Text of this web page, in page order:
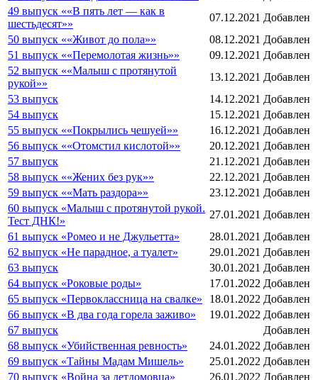
49 выпуск ««В пять лет — как в
шестьдесят»»
07.12.2021 Добавлен
50 выпуск ««Живот до пола»»
08.12.2021 Добавлен
51 выпуск ««Перемолотая жизнь»»
09.12.2021 Добавлен
52 выпуск ««Малыш с протянутой
рукой»»
13.12.2021 Добавлен
53 выпуск
14.12.2021 Добавлен
54 выпуск
15.12.2021 Добавлен
55 выпуск ««Покрылись чешуей»»
16.12.2021 Добавлен
56 выпуск ««Отомстил кислотой»»
20.12.2021 Добавлен
57 выпуск
21.12.2021 Добавлен
58 выпуск ««Жених без рук»»
22.12.2021 Добавлен
59 выпуск ««Мать раздора»»
23.12.2021 Добавлен
60 выпуск «Малыш с протянутой рукой.
Тест ДНК!»
27.01.2021 Добавлен
61 выпуск «Ромео и не Джульетта»
28.01.2021 Добавлен
62 выпуск «Не парадное, а туалет»
29.01.2021 Добавлен
63 выпуск
30.01.2021 Добавлен
64 выпуск «Роковые роды»
17.01.2022 Добавлен
65 выпуск «Первоклассница на свалке»
18.01.2022 Добавлен
66 выпуск «В два года горела заживо»
19.01.2022 Добавлен
67 выпуск
Добавлен
68 выпуск «Убийственная ревность»
24.01.2022 Добавлен
69 выпуск «Тайны Мадам Мишель»
25.01.2022 Добавлен
70 выпуск «Война за детдомовца»
26.01.2022 Добавлен